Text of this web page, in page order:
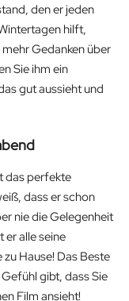
den er jeden
hilft,
Gedanken über
Sie ihm ein
gut aussieht und
das perfekte
dass er schon
nie die Gelegenheit
er alle seine
Hause! Das Beste
gibt, dass Sie
Film ansieht!